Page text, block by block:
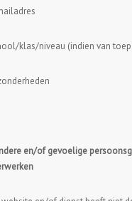
klas/niveau (indien van
en/of gevoelige